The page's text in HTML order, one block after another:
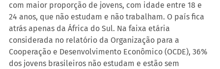
com maior proporção de jovens, com idade entre 18 e
24 anos, que não estudam e não trabalham. O país fica
atrás apenas da África do Sul. Na faixa etária
considerada no relatório da Organização para a
Cooperação e Desenvolvimento Econômico (OCDE), 36%
dos jovens brasileiros não estudam e estão sem